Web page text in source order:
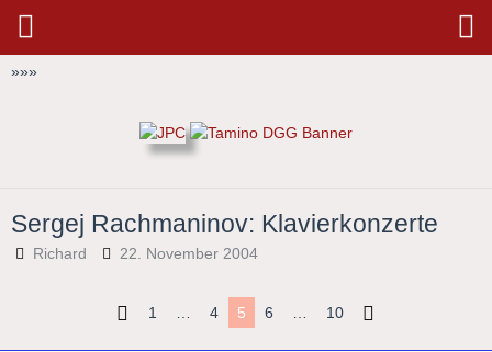
»»»
Sergej Rachmaninov: Klavierkonzerte
Richard 22. November 2004
1 … 4 5 6 … 10